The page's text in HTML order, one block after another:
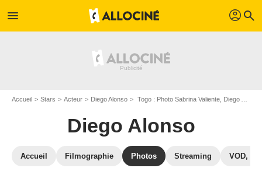
menu profil search
Accueil Stars Acteur Diego Alonso Togo : Photo Sabrina Valiente, Diego Alonso
Diego Alonso
Accueil Filmographie Photos Streaming VOD,